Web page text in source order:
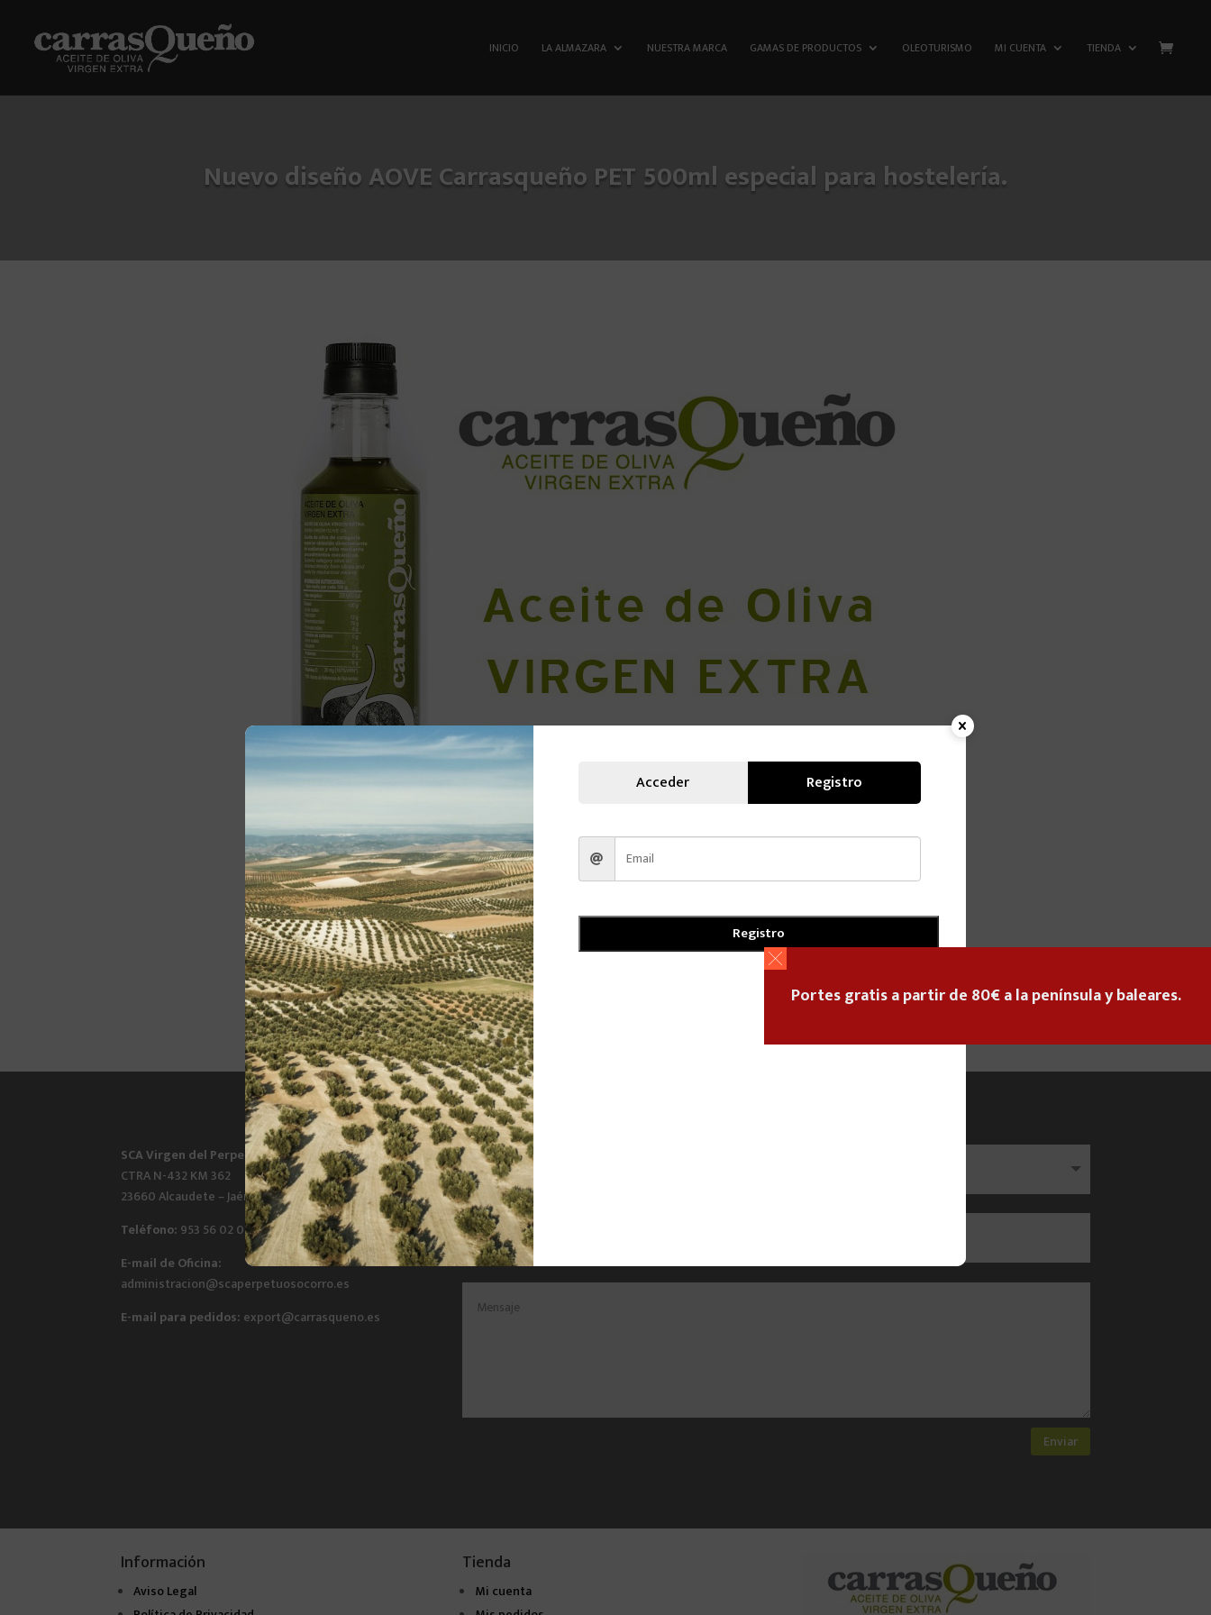
Portes gratis a partir de 80€ a la península y baleares.
INICIO LA ALMAZARA NUESTRA MARCA GAMAS DE PRODUCTOS OLEOTURISMO MI CUENTA TIENDA
Nuevo diseño AOVE Carrasqueño PET 500ml especial para hostelería.
SCA Virgen del Perpetuo Socorro
CTRA N-432 KM 362
23660 Alcaudete – Jaén
Teléfono: 953 56 02 01
E-mail de Oficina:
administracion@scaperpetuosocorro.es
E-mail para pedidos: export@carrasqueno.es
Enviar
Información
Aviso Legal
Tienda
Mi cuenta
Acceder Registro
Registro